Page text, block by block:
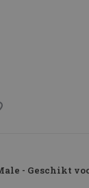
- Geschikt